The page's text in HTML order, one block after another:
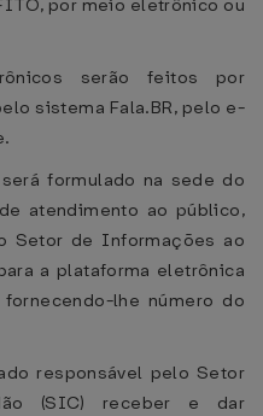
por meio eletrônico ou
serão feitos por
sistema Fala.BR, pelo e-
formulado na sede do
atendimento ao público,
Setor de Informações ao
a plataforma eletrônica
fornecendo-lhe número do
responsável pelo Setor
(SIC) receber e dar